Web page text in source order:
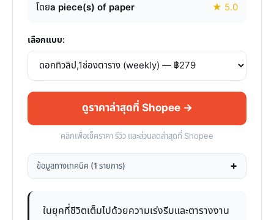
โดยa piece(s) of paper ★ 5.0
เลือกแบบ:
ดูราคาล่าสุดที่ Shopee →
คลิกเพื่อเช็คราคา รีวิว และส่วนลดล่าสุดที่ Shopee
ข้อมูลทางเทคนิค (1 รายการ)
ในยุคที่ชีวิตเต็มไปด้วยความเร่งรีบและตารางงาน